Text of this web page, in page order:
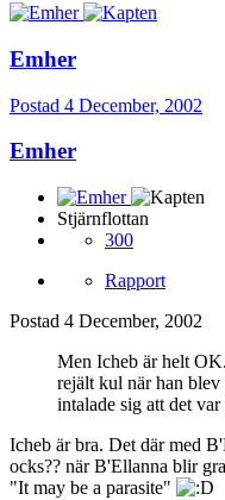
Emher
Postad 4 December, 2002
Emher
Stjärnflottan
300
Rapport
Postad 4 December, 2002
Men Icheb är helt
rejält kul när han
intalade sig att det
Icheb är bra. Det där med
ocks?? när B'Ellanna blir
"It may be a parasite"